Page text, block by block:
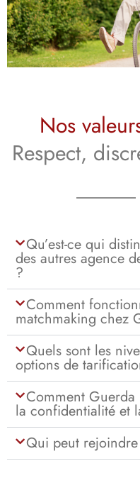
Nos
Respect,
Qu’est-ce qui
des autres agence
?
Comment
matchmaking chez
Quels sont les
options de
Comment Guerda
la confidentialité et
Qui peut